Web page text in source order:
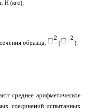
Н (кгс);
образца, ( ).
среднее арифметическое
соединений испытанных